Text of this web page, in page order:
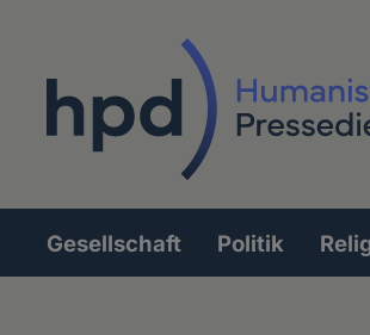
Hauptnavigation
Gesellschaft Politik